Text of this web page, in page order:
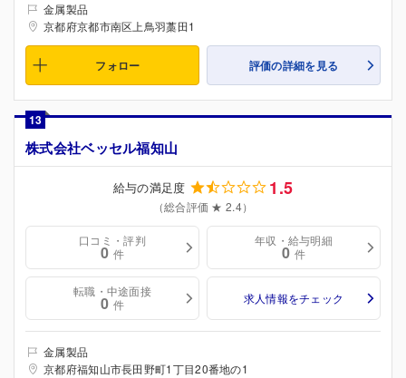
金属製品
京都府京都市南区上鳥羽藁田1
フォロー 評価の詳細を見る
13
株式会社ベッセル福知山
給与の満足度 1.5
（総合評価 ★ 2.4）
口コミ・評判
0 件
年収・給与明細
0 件
転職・中途面接
0 件 求人情報をチェック
金属製品
京都府福知山市長田野町1丁目20番地の1